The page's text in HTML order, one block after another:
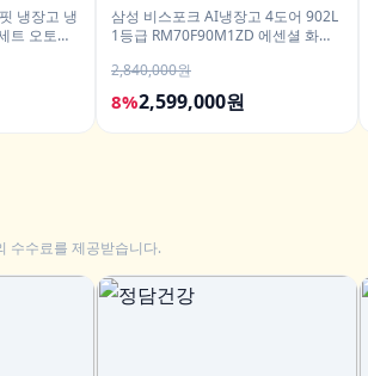
냉장고 냉
트 오토오
삼성 비스포크 AI냉장고 4도어 902L
1등급 RM70F90M1ZD 에센셜 화이
2,840,000원
8%2,599,000원
수수료를 제공받습니다.